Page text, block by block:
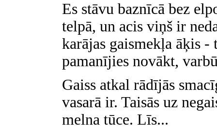
Es stāvu baznīcā bez
telpā, un acis viņš ir
karājas gaismekļa āķis
pamanījies novākt,
Gaiss atkal rādījās
vasarā ir. Taisās uz
melna tūce. Līs...